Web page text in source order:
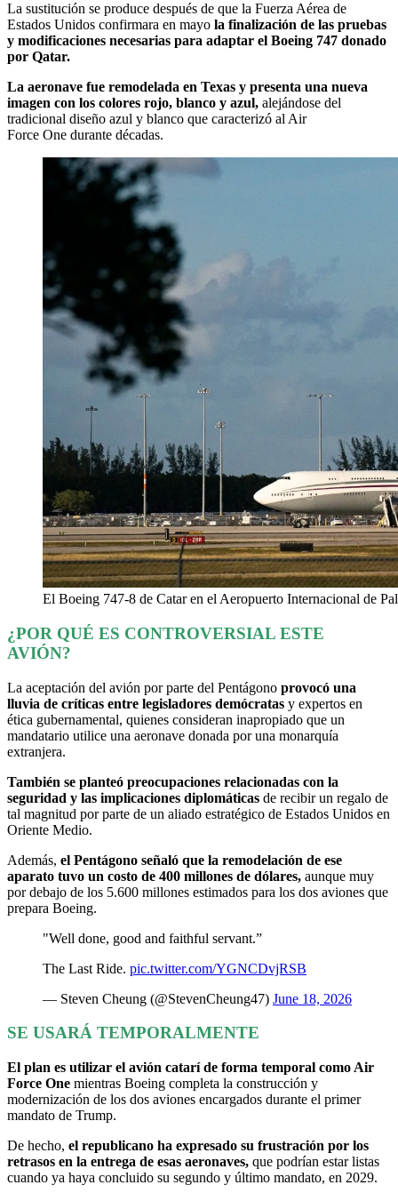
La sustitución se produce después de que la Fuerza Aérea de
Estados Unidos confirmara en mayo la finalización de las pruebas
y modificaciones necesarias para adaptar el Boeing 747 donado
por Qatar.
La aeronave fue remodelada en Texas y presenta una nueva
imagen con los colores rojo, blanco y azul, alejándose del
tradicional diseño azul y blanco que caracterizó al Air
Force One durante décadas.
El Boeing 747-8 de Catar en el Aeropuerto Internacional de
¿POR QUÉ ES CONTROVERSIAL ESTE
AVIÓN?
La aceptación del avión por parte del Pentágono provocó una
lluvia de críticas entre legisladores demócratas y expertos en
ética gubernamental, quienes consideran inapropiado que un
mandatario utilice una aeronave donada por una monarquía
extranjera.
También se planteó preocupaciones relacionadas con la
seguridad y las implicaciones diplomáticas de recibir un regalo de
tal magnitud por parte de un aliado estratégico de Estados Unidos en
Oriente Medio.
Además, el Pentágono señaló que la remodelación de ese
aparato tuvo un costo de 400 millones de dólares, aunque muy
por debajo de los 5.600 millones estimados para los dos aviones que
prepara Boeing.
"Well done, good and faithful servant.”
The Last Ride. pic.twitter.com/YGNCDvjRSB
— Steven Cheung (@StevenCheung47) June 18, 2026
SE USARÁ TEMPORALMENTE
El plan es utilizar el avión catarí de forma temporal como Air
Force One mientras Boeing completa la construcción y
modernización de los dos aviones encargados durante el primer
mandato de Trump.
De hecho, el republicano ha expresado su frustración por los
retrasos en la entrega de esas aeronaves, que podrían estar listas
cuando ya haya concluido su segundo y último mandato, en 2029.